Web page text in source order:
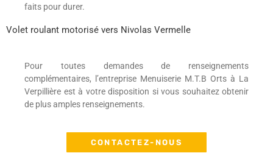
faits pour durer.
Volet roulant motorisé vers Nivolas Vermelle
Pour toutes demandes de renseignements
complémentaires, l’entreprise Menuiserie M.T.B Orts à La
Verpillière est à votre disposition si vous souhaitez obtenir
de plus amples renseignements.
CONTACTEZ-NOUS